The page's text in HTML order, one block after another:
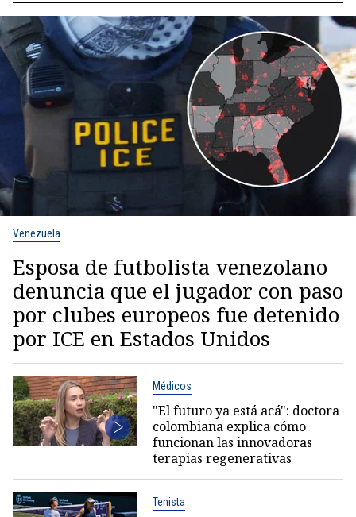
Venezuela
Esposa de futbolista venezolano
denuncia que el jugador con paso
por clubes europeos fue detenido
por ICE en Estados Unidos
Médicos
"El futuro ya está acá": doctora
colombiana explica cómo
funcionan las innovadoras
terapias regenerativas
Tenista